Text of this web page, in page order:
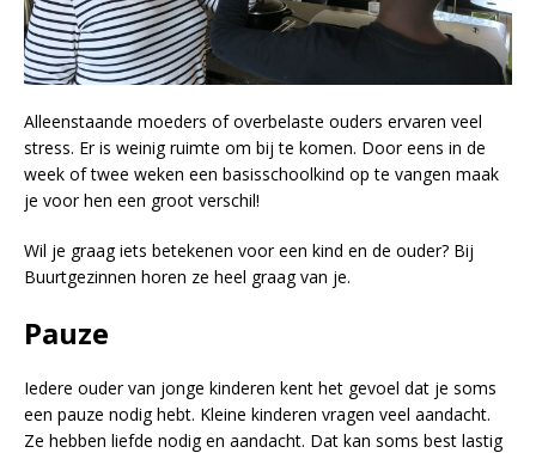
Alleenstaande moeders of overbelaste ouders ervaren veel
stress. Er is weinig ruimte om bij te komen. Door eens in de
week of twee weken een basisschoolkind op te vangen maak
je voor hen een groot verschil!
Wil je graag iets betekenen voor een kind en de ouder? Bij
Buurtgezinnen horen ze heel graag van je.
Pauze
Iedere ouder van jonge kinderen kent het gevoel dat je soms
een pauze nodig hebt. Kleine kinderen vragen veel aandacht.
Ze hebben liefde nodig en aandacht. Dat kan soms best lastig